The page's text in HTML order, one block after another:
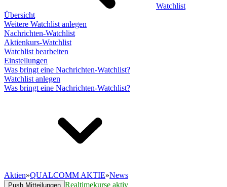
Watchlist
Übersicht
Weitere Watchlist anlegen
Nachrichten-Watchlist
Aktienkurs-Watchlist
Watchlist bearbeiten
Einstellungen
Was bringt eine Nachrichten-Watchlist?
Watchlist anlegen
Was bringt eine Nachrichten-Watchlist?
Aktien»QUALCOMM AKTIE»News
Push Mitteilungen Realtimekurse aktiv